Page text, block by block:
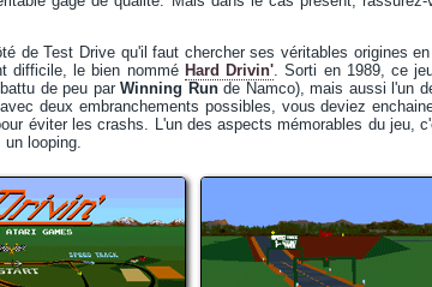
de Test Drive qu'il faut chercher ses véritables origines
difficile, le bien nommé Hard Drivin'. Sorti en 1989, ce
de peu parWinning Runde Namco), mais aussi l'un
deux embranchements possibles, vous deviez
éviter les crashs. L'un des aspects mémorables du jeu,
looping.